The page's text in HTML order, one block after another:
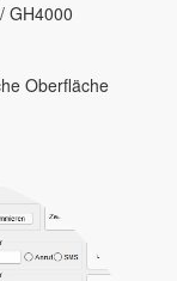
GH4000
Oberfläche